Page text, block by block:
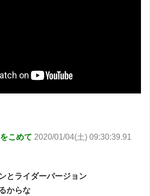
こめて 2020/01/04(土) 09:30:39.91
とライダーバージョン
からな